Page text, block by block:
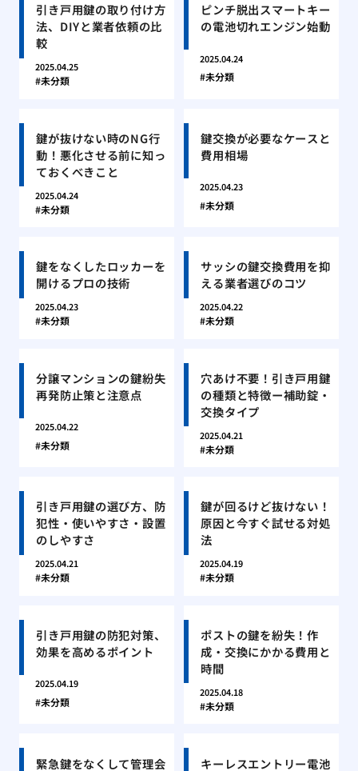
引き戸用鍵の取り付け方
法、DIYと業者依頼の比
較
2025.04.25
未分類
ピンチ脱出スマートキー
の電池切れエンジン始動
2025.04.24
未分類
鍵が抜けない時のNG行
動！悪化させる前に知っ
ておくべきこと
2025.04.24
未分類
鍵交換が必要なケースと
費用相場
2025.04.23
未分類
鍵をなくしたロッカーを
開けるプロの技術
2025.04.23
未分類
サッシの鍵交換費用を抑
える業者選びのコツ
2025.04.22
未分類
分譲マンションの鍵紛失
再発防止策と注意点
2025.04.22
未分類
穴あけ不要！引き戸用鍵
の種類と特徴ー補助錠・
交換タイプ
2025.04.21
未分類
引き戸用鍵の選び方、防
犯性・使いやすさ・設置
のしやすさ
2025.04.21
未分類
鍵が回るけど抜けない！
原因と今すぐ試せる対処
法
2025.04.19
未分類
引き戸用鍵の防犯対策、
効果を高めるポイント
2025.04.19
未分類
ポストの鍵を紛失！作
成・交換にかかる費用と
時間
2025.04.18
未分類
緊急鍵をなくして管理会
キーレスエントリー電池